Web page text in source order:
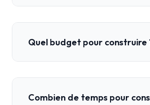
Quel budget pour construire
Combien de temps pour